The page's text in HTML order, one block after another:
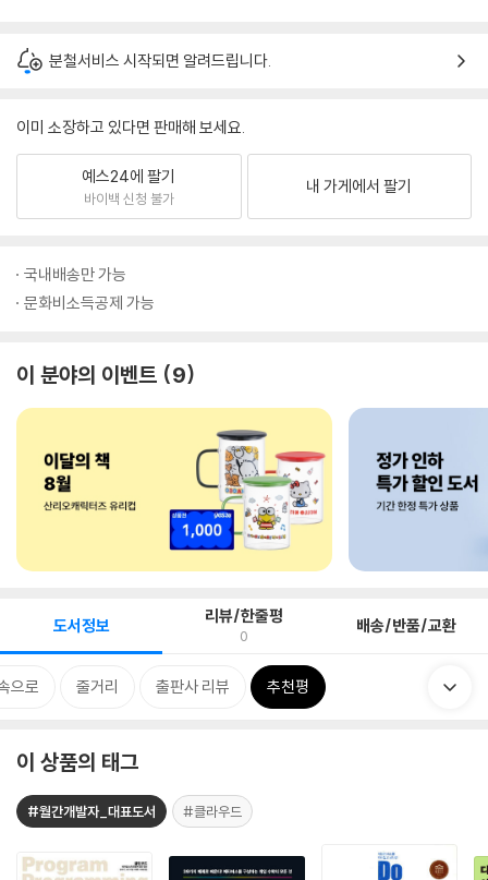
분철서비스 시작되면 알려드립니다.
이미 소장하고 있다면 판매해 보세요.
예스24에 팔기
바이백 신청 불가
내 가게에서 팔기
국내배송만 가능
문화비소득공제 가능
이 분야의 이벤트 9
도서정보 리뷰/한줄평
0 배송/반품/교환
으로 줄거리 출판사 리뷰 추천평
이 상품의 태그
#월간개발자_대표도서 #클라우드